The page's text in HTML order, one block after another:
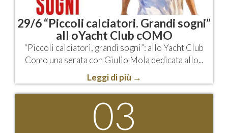
29/6 “Piccoli calciatori. Grandi sogni”
all oYacht Club cOMO
“Piccoli calciatori, grandi sogni”: allo Yacht Club
Como una serata con Giulio Mola dedicata allo...
Leggi di più →
03